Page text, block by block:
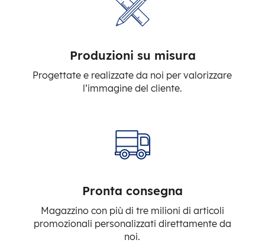
Produzioni su misura
Progettate e realizzate da noi per valorizzare
l’immagine del cliente.
Pronta consegna
Magazzino con più di tre milioni di articoli
promozionali personalizzati direttamente da
noi.